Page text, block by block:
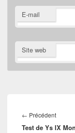
E-mail
Site web
de
l’article
← PrécédentArticle
Test de Ys IX